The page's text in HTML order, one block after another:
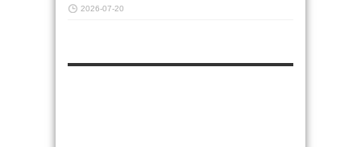
2026-07-20